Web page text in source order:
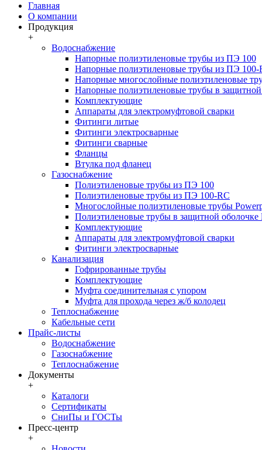
Главная
О компании
Продукция
+
Водоснабжение
Напорные полиэтиленовые трубы из ПЭ 100
Напорные полиэтиленовые трубы из ПЭ 100-
Напорные многослойные полиэтиленовые
Напорные полиэтиленовые трубы в защитной
Комплектующие
Аппараты для электромуфтовой сварки
Фитинги литые
Фитинги электросварные
Фитинги сварные
Фланцы
Втулка под фланец
Газоснабжение
Полиэтиленовые трубы из ПЭ 100
Полиэтиленовые трубы из ПЭ 100-RC
Многослойные полиэтиленовые трубы
Полиэтиленовые трубы в защитной оболочке
Комплектующие
Аппараты для электромуфтовой сварки
Фитинги электросварные
Канализация
Гофрированные трубы
Комплектующие
Муфта соединительная с упором
Муфта для прохода через ж/б колодец
Теплоснабжение
Кабельные сети
Прайс-листы
Водоснабжение
Газоснабжение
Теплоснабжение
Документы
+
Каталоги
Сертификаты
СниПы и ГОСТы
Пресс-центр
+